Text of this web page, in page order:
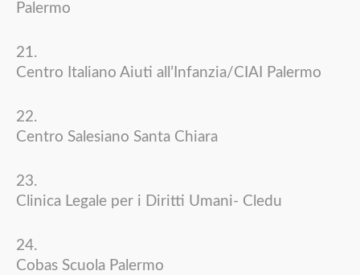
Palermo
Centro Italiano Aiuti all’Infanzia/CIAI Palermo
Centro Salesiano Santa Chiara
Clinica Legale per i Diritti Umani- Cledu
Cobas Scuola Palermo